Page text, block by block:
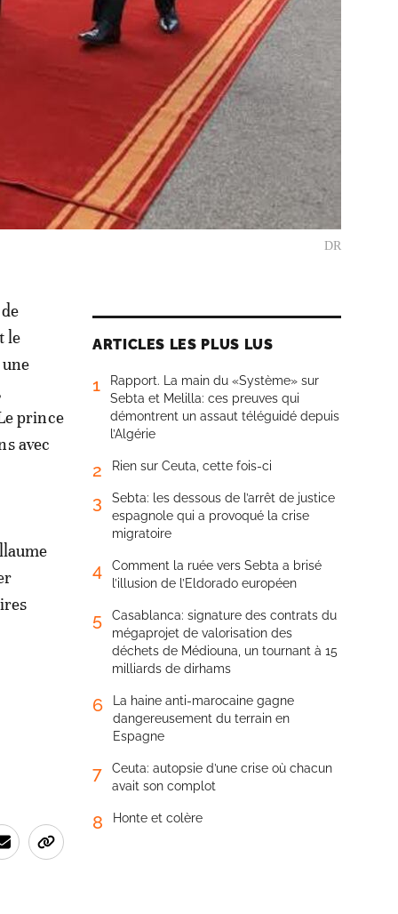
DR
le
prince
avec
ARTICLES LES PLUS LUS
1
Rapport. La main du «Système» sur
Sebta et Melilla: ces preuves qui
démontrent un assaut téléguidé depuis
l’Algérie
2 Rien sur Ceuta, cette fois-ci
3
Sebta: les dessous de l’arrêt de justice
espagnole qui a provoqué la crise
migratoire
4
Comment la ruée vers Sebta a brisé
l’illusion de l’Eldorado européen
5
Casablanca: signature des contrats du
mégaprojet de valorisation des
déchets de Médiouna, un tournant à 15
milliards de dirhams
6
La haine anti-marocaine gagne
dangereusement du terrain en
Espagne
7
Ceuta: autopsie d’une crise où chacun
avait son complot
8 Honte et colère